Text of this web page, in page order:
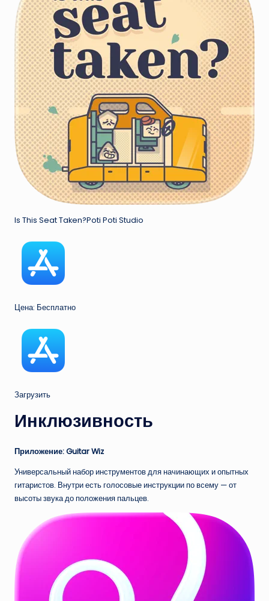
Is This Seat Taken?Poti Poti Studio
Цена: Бесплатно
Загрузить
Инклюзивность
Приложение: Guitar Wiz
Универсальный набор инструментов для начинающих и опытных
гитаристов. Внутри есть голосовые инструкции по всему — от
высоты звука до положения пальцев.